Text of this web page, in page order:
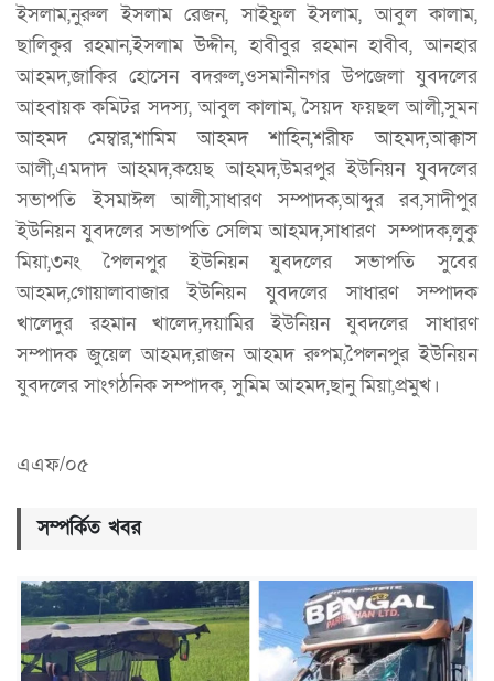
ইসলাম,নুরুল ইসলাম রেজন, সাইফুল ইসলাম, আবুল কালাম,
ছালিকুর রহমান,ইসলাম উদ্দীন, হাবীবুর রহমান হাবীব, আনহার
আহমদ,জাকির হোসেন বদরুল,ওসমানীনগর উপজেলা যুবদলের
আহবায়ক কমিটর সদস্য, আবুল কালাম, সৈয়দ ফয়ছল আলী,সুমন
আহমদ মেম্বার,শামিম আহমদ শাহিন,শরীফ আহমদ,আক্কাস
আলী,এমদাদ আহমদ,কয়েছ আহমদ,উমরপুর ইউনিয়ন যুবদলের
সভাপতি ইসমাঈল আলী,সাধারণ সম্পাদক,আব্দুর রব,সাদীপুর
ইউনিয়ন যুবদলের সভাপতি সেলিম আহমদ,সাধারণ সম্পাদক,লুকু
মিয়া,৩নং পৈলনপুর ইউনিয়ন যুবদলের সভাপতি সুবের
আহমদ,গোয়ালাবাজার ইউনিয়ন যুবদলের সাধারণ সম্পাদক
খালেদুর রহমান খালেদ,দয়ামির ইউনিয়ন যুবদলের সাধারণ
সম্পাদক জুয়েল আহমদ,রাজন আহমদ রুপম,পৈলনপুর ইউনিয়ন
যুবদলের সাংগঠনিক সম্পাদক, সুমিম আহমদ,ছানু মিয়া,প্রমুখ।
এএফ/০৫
সম্পর্কিত খবর